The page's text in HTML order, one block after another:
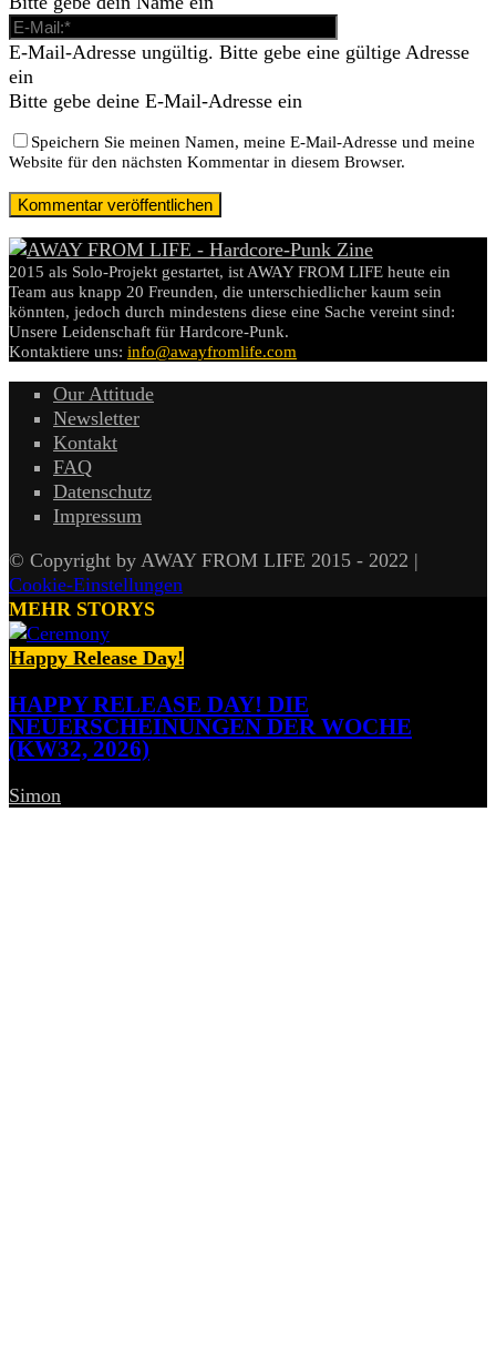
E-Mail-Adresse ungültig. Bitte gebe eine gültige Adresse
ein
Bitte gebe deine E-Mail-Adresse ein
Speichern Sie meinen Namen, meine E-Mail-Adresse und meine
Website für den nächsten Kommentar in diesem Browser.
2015 als Solo-Projekt gestartet, ist AWAY FROM LIFE heute ein
Team aus knapp 20 Freunden, die unterschiedlicher kaum sein
könnten, jedoch durch mindestens diese eine Sache vereint sind:
Unsere Leidenschaft für Hardcore-Punk.
Kontaktiere uns: info@awayfromlife.com
Our Attitude
Newsletter
Kontakt
FAQ
Datenschutz
Impressum
© Copyright by AWAY FROM LIFE 2015 - 2022 |
Cookie-Einstellungen
MEHR STORYS
Happy Release Day!
HAPPY RELEASE DAY! DIE
NEUERSCHEINUNGEN DER WOCHE
(KW32, 2026)
Simon